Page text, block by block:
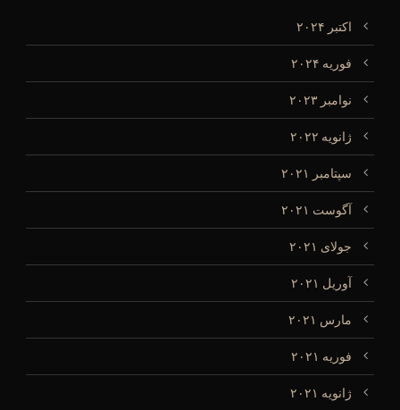
اکتبر ۲۰۲۴
فوریه ۲۰۲۴
نوامبر ۲۰۲۳
ژانویه ۲۰۲۲
سپتامبر ۲۰۲۱
آگوست ۲۰۲۱
جولای ۲۰۲۱
آوریل ۲۰۲۱
مارس ۲۰۲۱
فوریه ۲۰۲۱
ژانویه ۲۰۲۱